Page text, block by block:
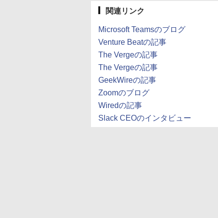
関連リンク
Microsoft Teamsのブログ
Venture Beatの記事
The Vergeの記事
The Vergeの記事
GeekWireの記事
Zoomのブログ
Wiredの記事
Slack CEOのインタビュー